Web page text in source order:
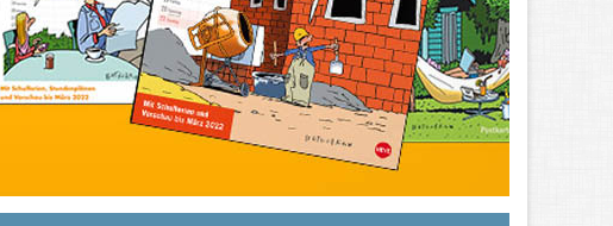
Zeig mir